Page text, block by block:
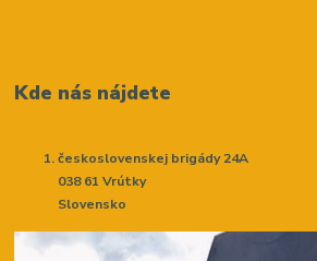
Kde nás nájdete
československej brigády 24A
038 61 Vrútky
Slovensko